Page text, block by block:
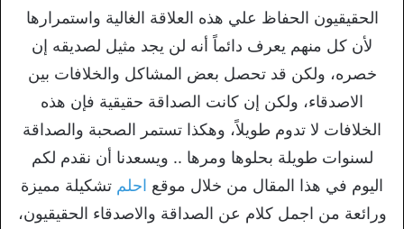
الحقيقيون الحفاظ علي هذه العلاقة الغالية واستمرارها
لأن كل منهم يعرف دائماً أنه لن يجد مثيل لصديقه إن
خصره، ولكن قد تحصل بعض المشاكل والخلافات بين
الاصدقاء، ولكن إن كانت الصداقة حقيقية فإن هذه
الخلافات لا تدوم طويلاً، وهكذا تستمر الصحبة والصداقة
لسنوات طويلة بحلوها ومرها .. ويسعدنا أن نقدم لكم
اليوم في هذا المقال من خلال موقع احلم تشكيلة مميزة
ورائعة من اجمل كلام عن الصداقة والاصدقاء الحقيقيون،